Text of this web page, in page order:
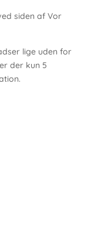
siden af Vor
lige uden for
der kun 5